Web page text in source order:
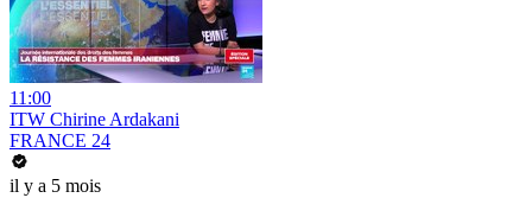
11:00
ITW Chirine Ardakani
FRANCE 24
il y a 5 mois